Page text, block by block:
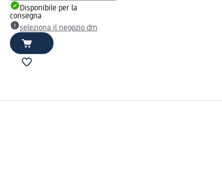
Disponibile per la
consegna
seleziona il negozio dm